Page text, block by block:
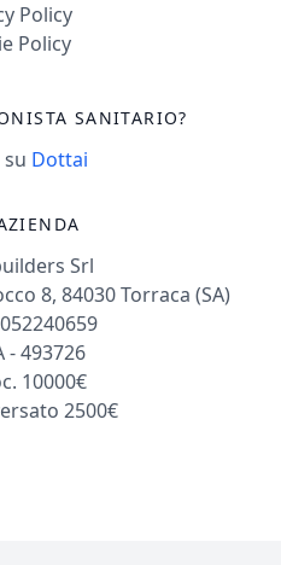
Policy
Policy
SANITARIO?
Dottai
Srl
8, 84030 Torraca (SA)
- 493726
10000€
2500€